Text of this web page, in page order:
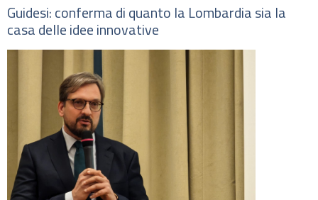
Guidesi: conferma di quanto la Lombardia sia la
casa delle idee innovative